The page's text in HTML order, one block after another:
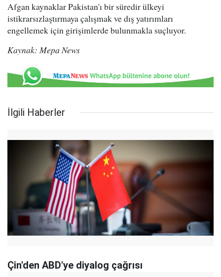
Afgan kaynaklar Pakistan'ı bir süredir ülkeyi
istikrarsızlaştırmaya çalışmak ve dış yatırımları
engellemek için girişimlerde bulunmakla suçluyor.
Kaynak: Mepa News
İlgili Haberler
Çin'den ABD'ye diyalog çağrısı